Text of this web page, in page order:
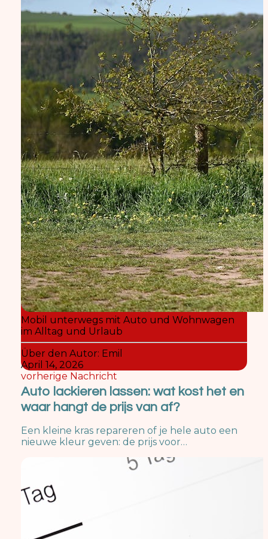
Mobil unterwegs mit Auto und Wohnwagen
im Alltag und Urlaub
Über den Autor: Emil
April 14, 2026
vorherige Nachricht
Auto lackieren lassen: wat kost het en
waar hangt de prijs van af?
Een kleine kras repareren of je hele auto een
nieuwe kleur geven: de prijs voor…